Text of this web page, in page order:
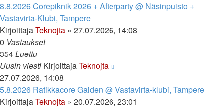
8.8.2026 Corepiknik 2026 + Afterparty @ Näsinpuisto +
Vastavirta-Klubi, Tampere
KirjoittajaTeknojta » 27.07.2026, 14:08
0 Vastaukset
354Luettu
Uusin viesti KirjoittajaTeknojta
27.07.2026, 14:08
5.8.2026 Ratikkacore Gaiden @ Vastavirta-klubi, Tampere
KirjoittajaTeknojta » 20.07.2026, 23:01